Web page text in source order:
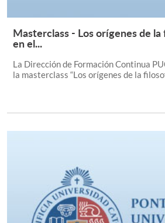
Masterclass - Los orígenes de
en el...
La Dirección de Formación Continua
la masterclass “Los orígenes de la